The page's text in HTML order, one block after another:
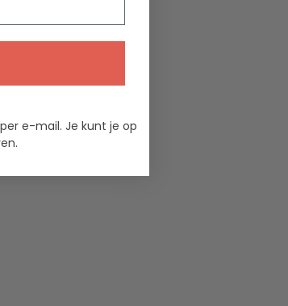
e-mail. Je kunt je op